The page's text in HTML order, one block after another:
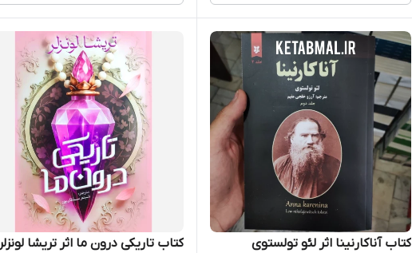
کتاب آناکارنینا اثر لئو تولستوی
کتاب تاریکی درون ما اثر تریشا لونزلر